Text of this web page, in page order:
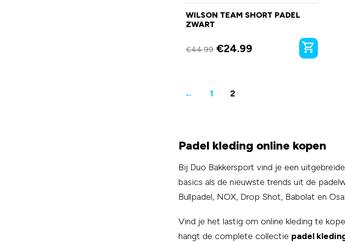
WILSON TEAM SHORT PADEL
ZWART
€44.99 €24.99
← 1 2
Padel kleding online kopen
Bij Duo Bakkersport vind je een
basics als de nieuwste trends uit de
Bullpadel, NOX, Drop Shot, Babolat en
Vind je het lastig om online kleding te
hangt de complete collectie padel